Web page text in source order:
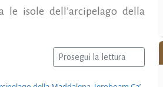
le isole dell’arcipelago della
Prosegui la lettura